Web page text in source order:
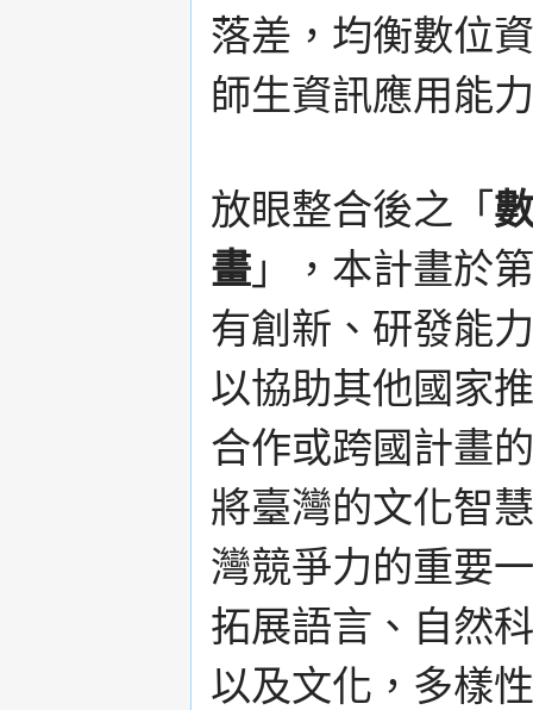
落差，均衡數位
師生資訊應用能
放眼整合後之「
畫 」，本計畫於
有創新、研發能
以協助其他國家
合作或跨國計畫
將臺灣的文化智
灣競爭力的重要
拓展語言、自然
以及文化，多樣